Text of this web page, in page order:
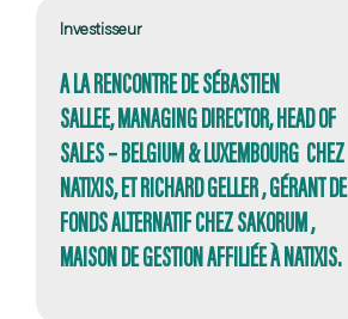
Investisseur
A LA RENCONTRE DE SÉBASTIEN
SALLEE, MANAGING DIRECTOR, HEAD OF
SALES – BELGIUM & LUXEMBOURG CHEZ
NATIXIS, ET RICHARD GELLER , GÉRANT DE
FONDS ALTERNATIF CHEZ SAKORUM ,
MAISON DE GESTION AFFILIÉE À NATIXIS.